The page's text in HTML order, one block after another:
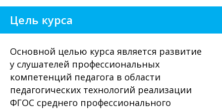
Цель курса
Основной целью курса является развитие
у слушателей профессиональных
компетенций педагога в области
педагогических технологий реализации
ФГОС среднего профессионального